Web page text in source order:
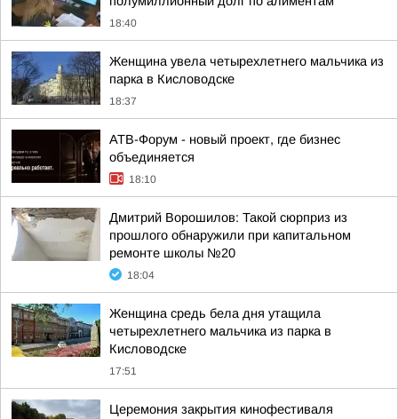
18:40
Женщина увела четырехлетнего мальчика из
парка в Кисловодске
18:37
АТВ-Форум - новый проект, где бизнес
объединяется
18:10
Дмитрий Ворошилов: Такой сюрприз из
прошлого обнаружили при капитальном
ремонте школы №20
18:04
Женщина средь бела дня утащила
четырехлетнего мальчика из парка в
Кисловодске
17:51
Церемония закрытия кинофестиваля